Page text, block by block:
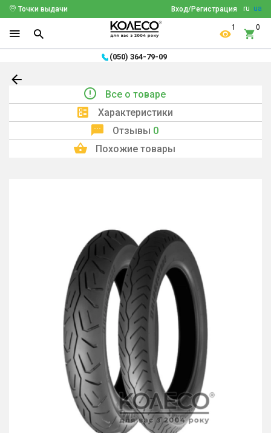
ru ua
Вход/Регистрация
Точки выдачи
1 0
(050) 364-79-09
Все о товаре
Характеристики
Отзывы 0
Похожие товары